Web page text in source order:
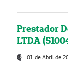
Prestador
LTDA
01 de Abril de